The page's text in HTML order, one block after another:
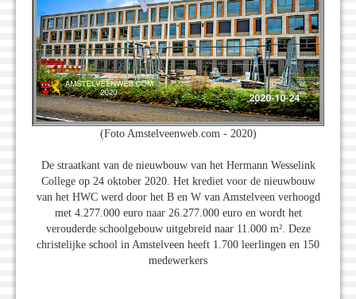
(Foto Amstelveenweb.com - 2020)
De straatkant van de nieuwbouw van het Hermann Wesselink
College op 24 oktober 2020. Het krediet voor de nieuwbouw
van het HWC werd door het B en W van Amstelveen verhoogd
met 4.277.000 euro naar 26.277.000 euro en wordt het
verouderde schoolgebouw uitgebreid naar 11.000 m². Deze
christelijke school in Amstelveen heeft 1.700 leerlingen en 150
medewerkers